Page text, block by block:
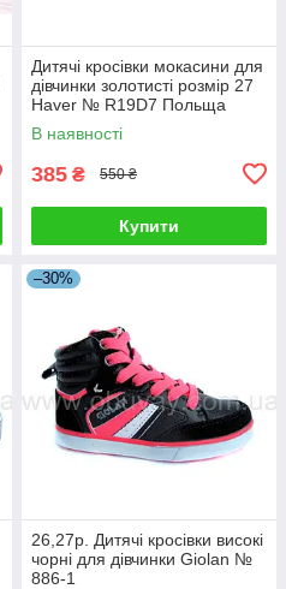
Дитячі кросівки мокасини для
дівчинки золотисті розмір 27
Haver № R19D7 Польща
В наявності
385 ₴ 550 ₴
Купити
–30%
26,27р. Дитячі кросівки високі
чорні для дівчинки Giolan №
886-1